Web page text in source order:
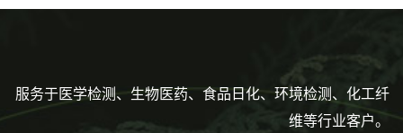
服务于医学检测、生物医药、食品日化、环境检测、化工纤
维等行业客户。